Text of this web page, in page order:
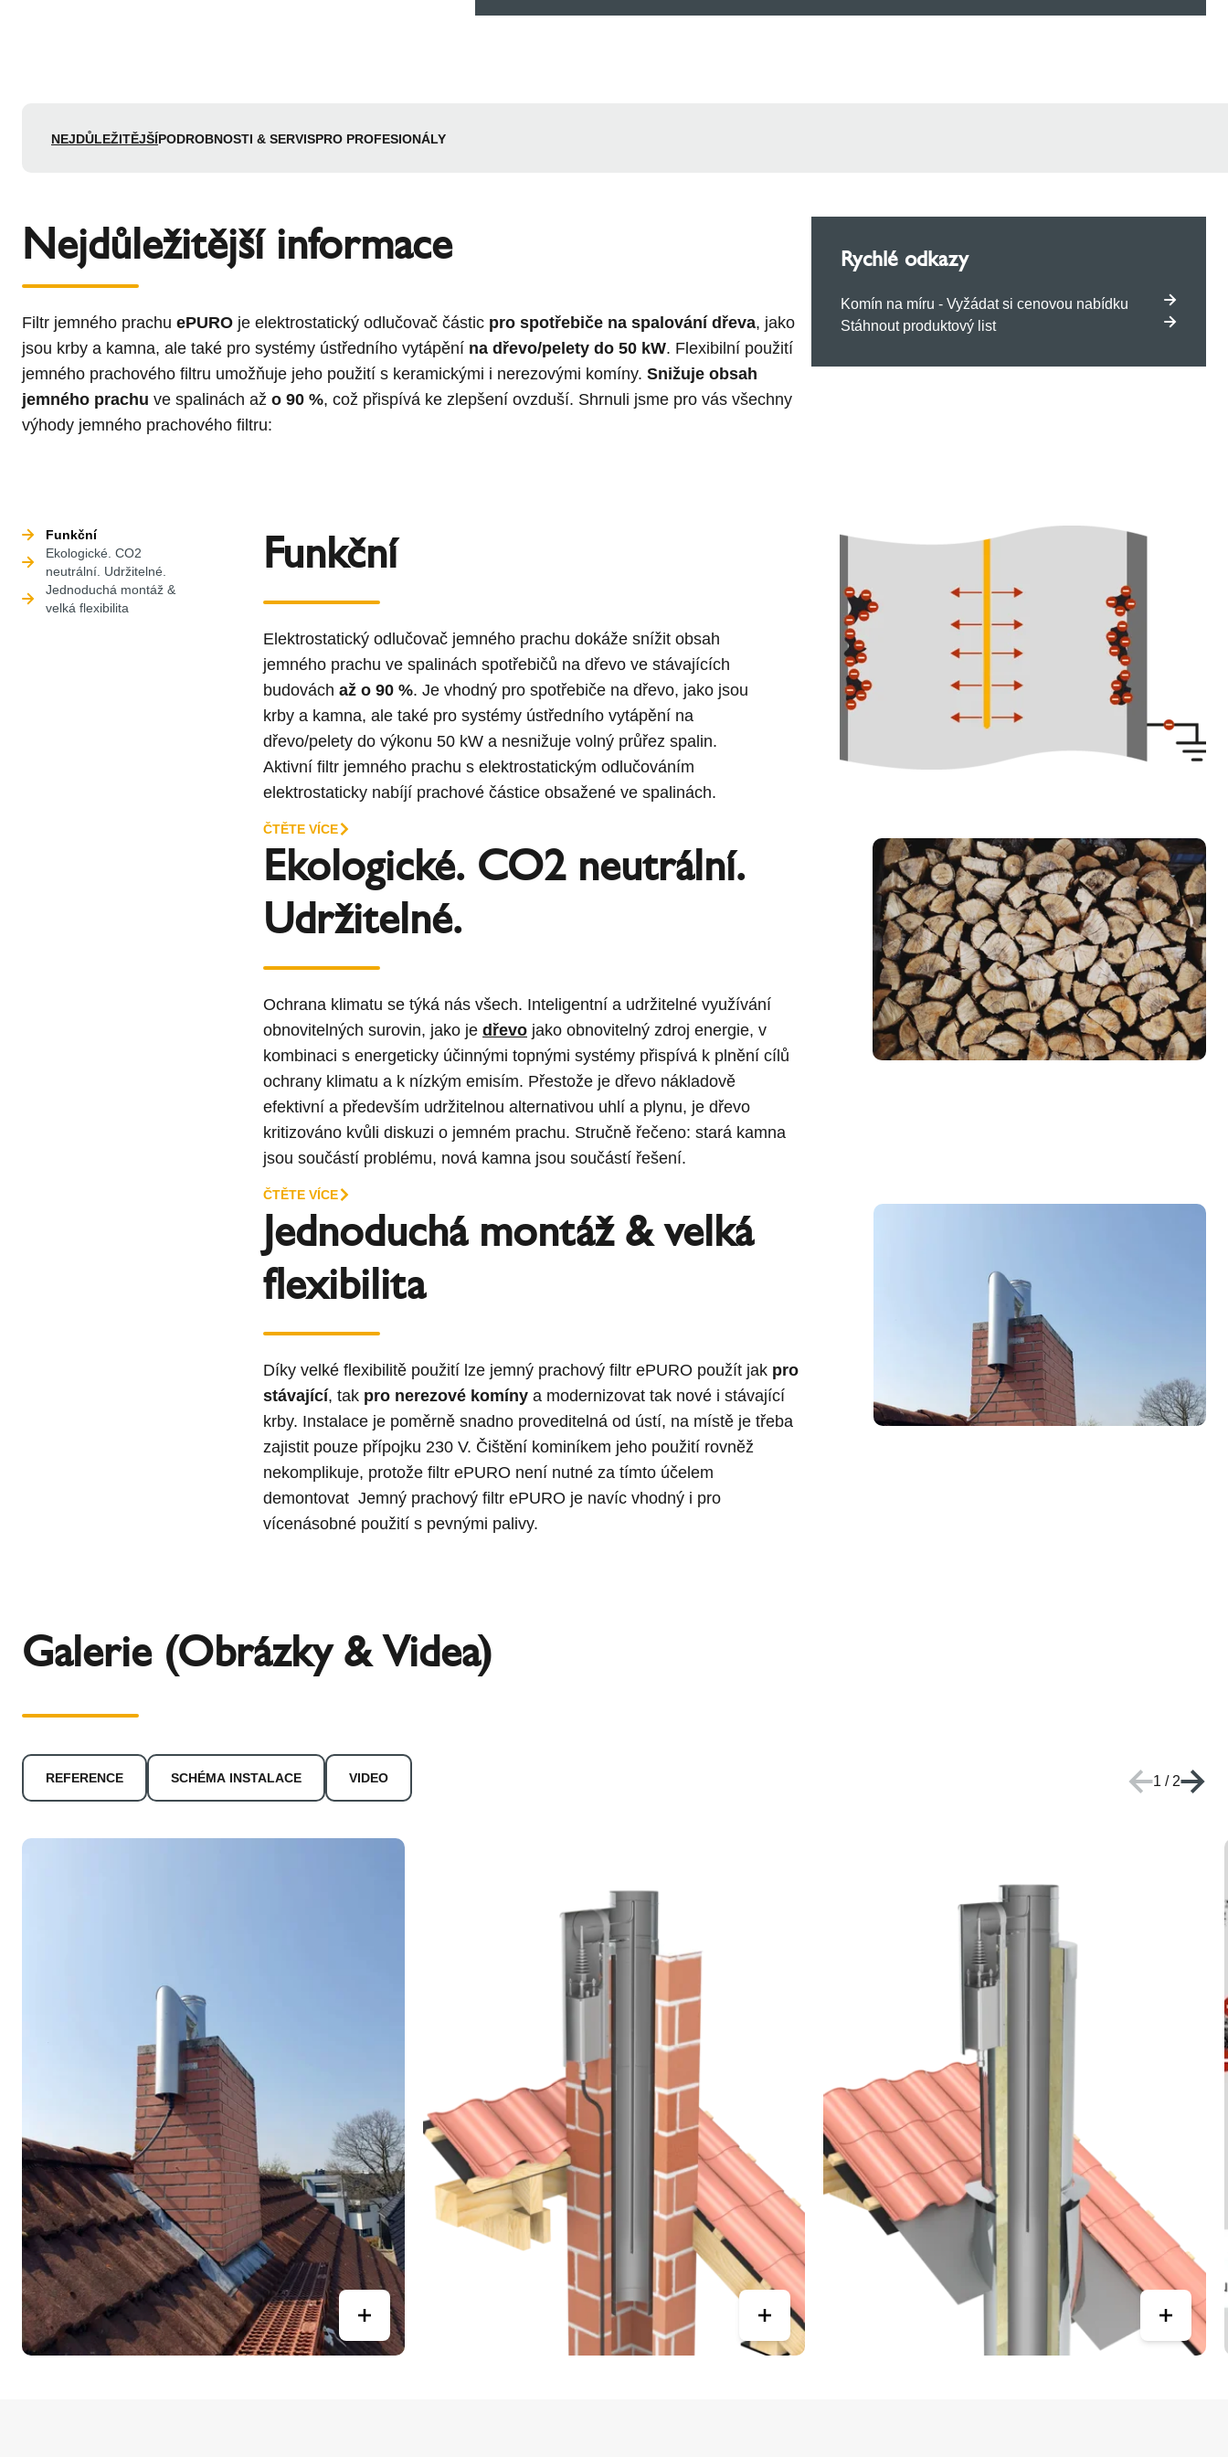
NEJDŮLEŽITĚJŠÍPODROBNOSTI & SERVISPRO PROFESIONÁLY
Nejdůležitější informace
Filtr jemného prachu ePURO je elektrostatický odlučovač částic pro spotřebiče na spalování dřeva, jako
jsou krby a kamna, ale také pro systémy ústředního vytápění na dřevo/pelety do 50 kW. Flexibilní použití
jemného prachového filtru umožňuje jeho použití s keramickými i nerezovými komíny. Snižuje obsah
jemného prachu ve spalinách až o 90 %, což přispívá ke zlepšení ovzduší. Shrnuli jsme pro vás všechny
výhody jemného prachového filtru:
Rychlé odkazy
Komín na míru - Vyžádat si cenovou nabídku
Stáhnout produktový list
Funkční
Ekologické. CO2
neutrální. Udržitelné.
Jednoduchá montáž &
velká flexibilita
Funkční
Elektrostatický odlučovač jemného prachu dokáže snížit obsah
jemného prachu ve spalinách spotřebičů na dřevo ve stávajících
budovách až o 90 %. Je vhodný pro spotřebiče na dřevo, jako jsou
krby a kamna, ale také pro systémy ústředního vytápění na
dřevo/pelety do výkonu 50 kW a nesnižuje volný průřez spalin.
Aktivní filtr jemného prachu s elektrostatickým odlučováním
elektrostaticky nabíjí prachové částice obsažené ve spalinách.
ČTĚTE VÍCE
Ekologické. CO2 neutrální.
Udržitelné.
Ochrana klimatu se týká nás všech. Inteligentní a udržitelné využívání
obnovitelných surovin, jako je dřevo jako obnovitelný zdroj energie, v
kombinaci s energeticky účinnými topnými systémy přispívá k plnění cílů
ochrany klimatu a k nízkým emisím. Přestože je dřevo nákladově
efektivní a především udržitelnou alternativou uhlí a plynu, je dřevo
kritizováno kvůli diskuzi o jemném prachu. Stručně řečeno: stará kamna
jsou součástí problému, nová kamna jsou součástí řešení.
ČTĚTE VÍCE
Jednoduchá montáž & velká
flexibilita
Díky velké flexibilitě použití lze jemný prachový filtr ePURO použít jak pro
stávající, tak pro nerezové komíny a modernizovat tak nové i stávající
krby. Instalace je poměrně snadno proveditelná od ústí, na místě je třeba
zajistit pouze přípojku 230 V. Čištění kominíkem jeho použití rovněž
nekomplikuje, protože filtr ePURO není nutné za tímto účelem
demontovat Jemný prachový filtr ePURO je navíc vhodný i pro
vícenásobné použití s pevnými palivy.
Galerie (Obrázky & Videa)
REFERENCE SCHÉMA INSTALACE VIDEO 1 / 2